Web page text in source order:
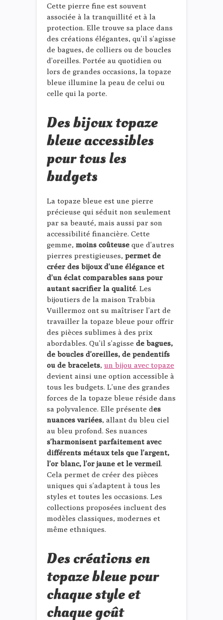
Cette pierre fine est souvent
associée à la tranquillité et à la
protection. Elle trouve sa place dans
des créations élégantes, qu’il s’agisse
de bagues, de colliers ou de boucles
d’oreilles. Portée au quotidien ou
lors de grandes occasions, la topaze
bleue illumine la peau de celui ou
celle qui la porte.
Des bijoux topaze
bleue accessibles
pour tous les
budgets
La topaze bleue est une pierre
précieuse qui séduit non seulement
par sa beauté, mais aussi par son
accessibilité financière. Cette
gemme, moins coûteuse que d’autres
pierres prestigieuses, permet de
créer des bijoux d’une élégance et
d’un éclat comparables sans pour
autant sacrifier la qualité. Les
bijoutiers de la maison Trabbia
Vuillermoz ont su maîtriser l’art de
travailler la topaze bleue pour offrir
des pièces sublimes à des prix
abordables. Qu’il s’agisse de bagues,
de boucles d’oreilles, de pendentifs
ou de bracelets, un bijou avec topaze
devient ainsi une option accessible à
tous les budgets. L’une des grandes
forces de la topaze bleue réside dans
sa polyvalence. Elle présente des
nuances variées, allant du bleu ciel
au bleu profond. Ses nuances
s’harmonisent parfaitement avec
différents métaux tels que l’argent,
l’or blanc, l’or jaune et le vermeil.
Cela permet de créer des pièces
uniques qui s’adaptent à tous les
styles et toutes les occasions. Les
collections proposées incluent des
modèles classiques, modernes et
même ethniques.
Des créations en
topaze bleue pour
chaque style et
chaque goût